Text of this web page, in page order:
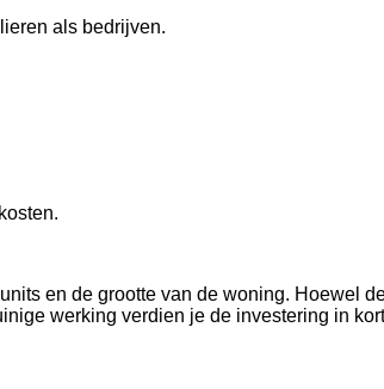
als bedrijven.
en de grootte van de woning. Hoewel
werking verdien je de investering in